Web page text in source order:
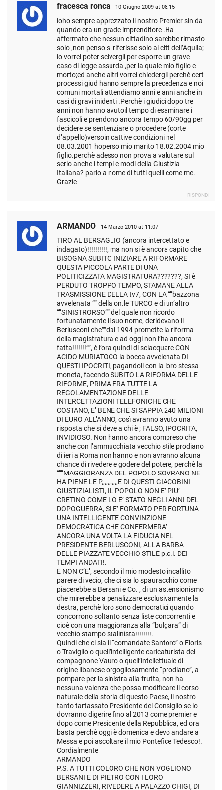
fracesca ronca 10 Giugno 2009 at 08:15
ioho sempre apprezzato il nostro Premier sin da
quando era un grade imprenditore .Ha
affermato che nessun cittadino sarebbe rimasto
solo ,non penso si riferisse solo ai citt dell’Aquila;
io vorrei poter scivergli per esporre un grave
caso di legge assurda ,per la quale mio figlio e
morto;ed anche altri vorrei chiedergli perchè cert
processi giud hanno sempre la precedenza e noi
comuni mortali attendiamo anni e anni anche in
casi di gravi inidenti .Perchè i giudici dopo tre
anni non hanno avutoil tempo di esaminare i
fascicoli e prendono ancora tempo 60/90gg per
decidere se sentenziare o procedere (corte
d’appello)versoin cattive condizioni nel
08.03.2001 hoperso mio marito 18.02.2004 mio
figlio.perchè adesso non prova a valutare sul
serio anche i tempi e modi della Giustizia
Italiana? parlo a nome di tutti quelli come me.
Grazie
RISPONDI
ARMANDO 14 Marzo 2010 at 11:07
TIRO AL BERSAGLIO (ancora intercettato e
indagato)!!!!!!!!!!, ma non si è ancora capito che
BISOGNA SUBITO INIZIARE A RIFORMARE
QUESTA PICCOLA PARTE DI UNA
POLITICIZZATA MAGISTRATURA???????, SI è
PERDUTO TROPPO TEMPO, STAMANE ALLA
TRASMISSIONE DELLA tv7, CON LA “”bazzona
avvelenata “” della on.le TURCO e di un’altro
“”SINISTRORSO”” del quale non ricordo
fortunatamente il suo nome, deridevano il
Berlusconi che””dal 1994 promette la riforma
della magistratura e ad oggi non l’ha ancora
fatta!!!!!!!””, è l’ora quindi di sciacquare CON
ACIDO MURIATOCO la bocca avvelenata DI
QUESTI IPOCRITI, pagandoli con la loro stessa
moneta, facendo SUBITO LA RIFORMA DELLE
RIFORME, PRIMA FRA TUTTE LA
REGOLAMENTAZIONE DELLE
INTERCETTAZIONI TELEFONICHE CHE
COSTANO, E’ BENE CHE SI SAPPIA 240 MILIONI
DI EURO ALL’ANNO, così avranno avuto una
risposta che si deve a chi è ; FALSO, IPOCRITA,
INVIDIOSO. Non hanno ancora compreso che
anche con l’ammucchiata vecchio stile prodiano
di ieri a Roma non hanno e non avranno alcuna
chance di rivedere e godere del potere, perchè la
“””MAGGIORANZA DEL POPOLO SOVRANO NE
HA PIENE LE P,,,,,,,,,,,E DI QUESTI GIACOBINI
GIUSTIZIALISTI, IL POPOLO NON E’ PIU’
CRETINO COME LO E’ STATO NEGLI ANNI DEL
DOPOGUERRA, SI E’ FORMATO PER FORTUNA
UNA INTELLIGENTE CONVINZIONE
DEMOCRATICA CHE CONFERMERA’
ANCORA UNA VOLTA LA FIDUCIA NEL
PRESIDENTE BERLUSCONI, ALLA BARBA
DELLE PIAZZATE VECCHIO STILE p.c.i. DEI
TEMPI ANDATI!.
E NON C’E’, secondo il mio modesto incallito
parere di vecio, che ci sia lo spauracchio come
piacerebbe a Bersani e Co. , di un astensionismo
che mirerebbe a penalizzare esclusivamente la
destra, perchè loro sono democratici quando
concorrono soltanto senza liste concorrenti e
cioè con una maggioranza alla “bulgara” di
vecchio stampo stalinista!!!!!!!!.
Quindi che ci sia il “comandate Santoro” o Floris
o Traviglio o quell’intelligente caricaturista del
compagnone Vauro o quell’intellettuale di
origine libanese orgogliosamente “prodiano”, a
pompare per la sinistra alla frutta, non ha
nessuna valenza che possa modificare il corso
naturale della storia di questo Paese, il nostro
tanto tartassato Presidente del Consiglio se lo
dovranno digerire fino al 2013 come premier e
dopo come Presidente della Repubblica, ed ora
basta perchè oggi è domenica e devo andare a
Messa e poi ascoltare il mio Pontefice Tedesco!.
Cordialmente
ARMANDO
P.S. A TUTTI COLORO CHE NON VOGLIONO
BERSANI E DI PIETRO CON I LORO
GIANNIZZERI, RIVEDERE A PALAZZO CHIGI, DI